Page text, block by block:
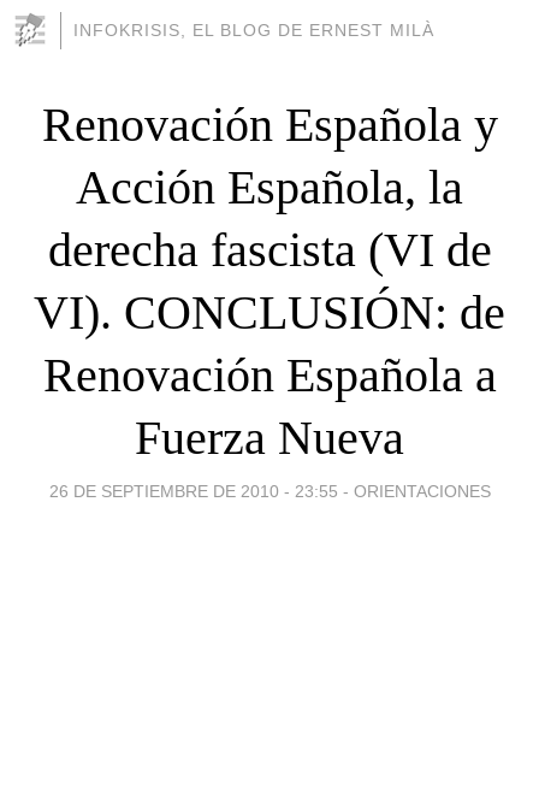
INFOKRISIS, EL BLOG DE ERNEST MILÀ
Renovación Española y
Acción Española, la
derecha fascista (VI de
VI). CONCLUSIÓN: de
Renovación Española a
Fuerza Nueva
26 DE SEPTIEMBRE DE 2010 - 23:55 - ORIENTACIONES